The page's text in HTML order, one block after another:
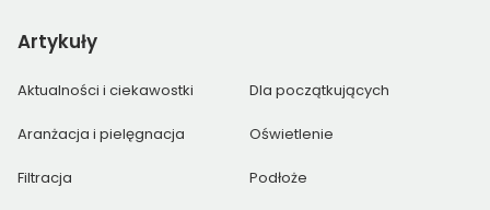
Artykuły
Aktualności i ciekawostki Dla początkujących
Aranżacja i pielęgnacja Oświetlenie
Filtracja Podłoże